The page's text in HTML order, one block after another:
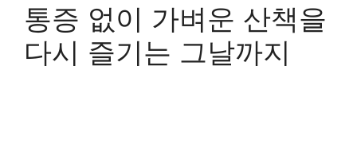
통증 없이 가벼운 산책을
다시 즐기는 그날까지